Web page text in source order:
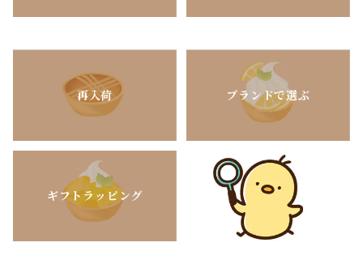
再入荷 ブランドで選ぶ
ギフトラッピング